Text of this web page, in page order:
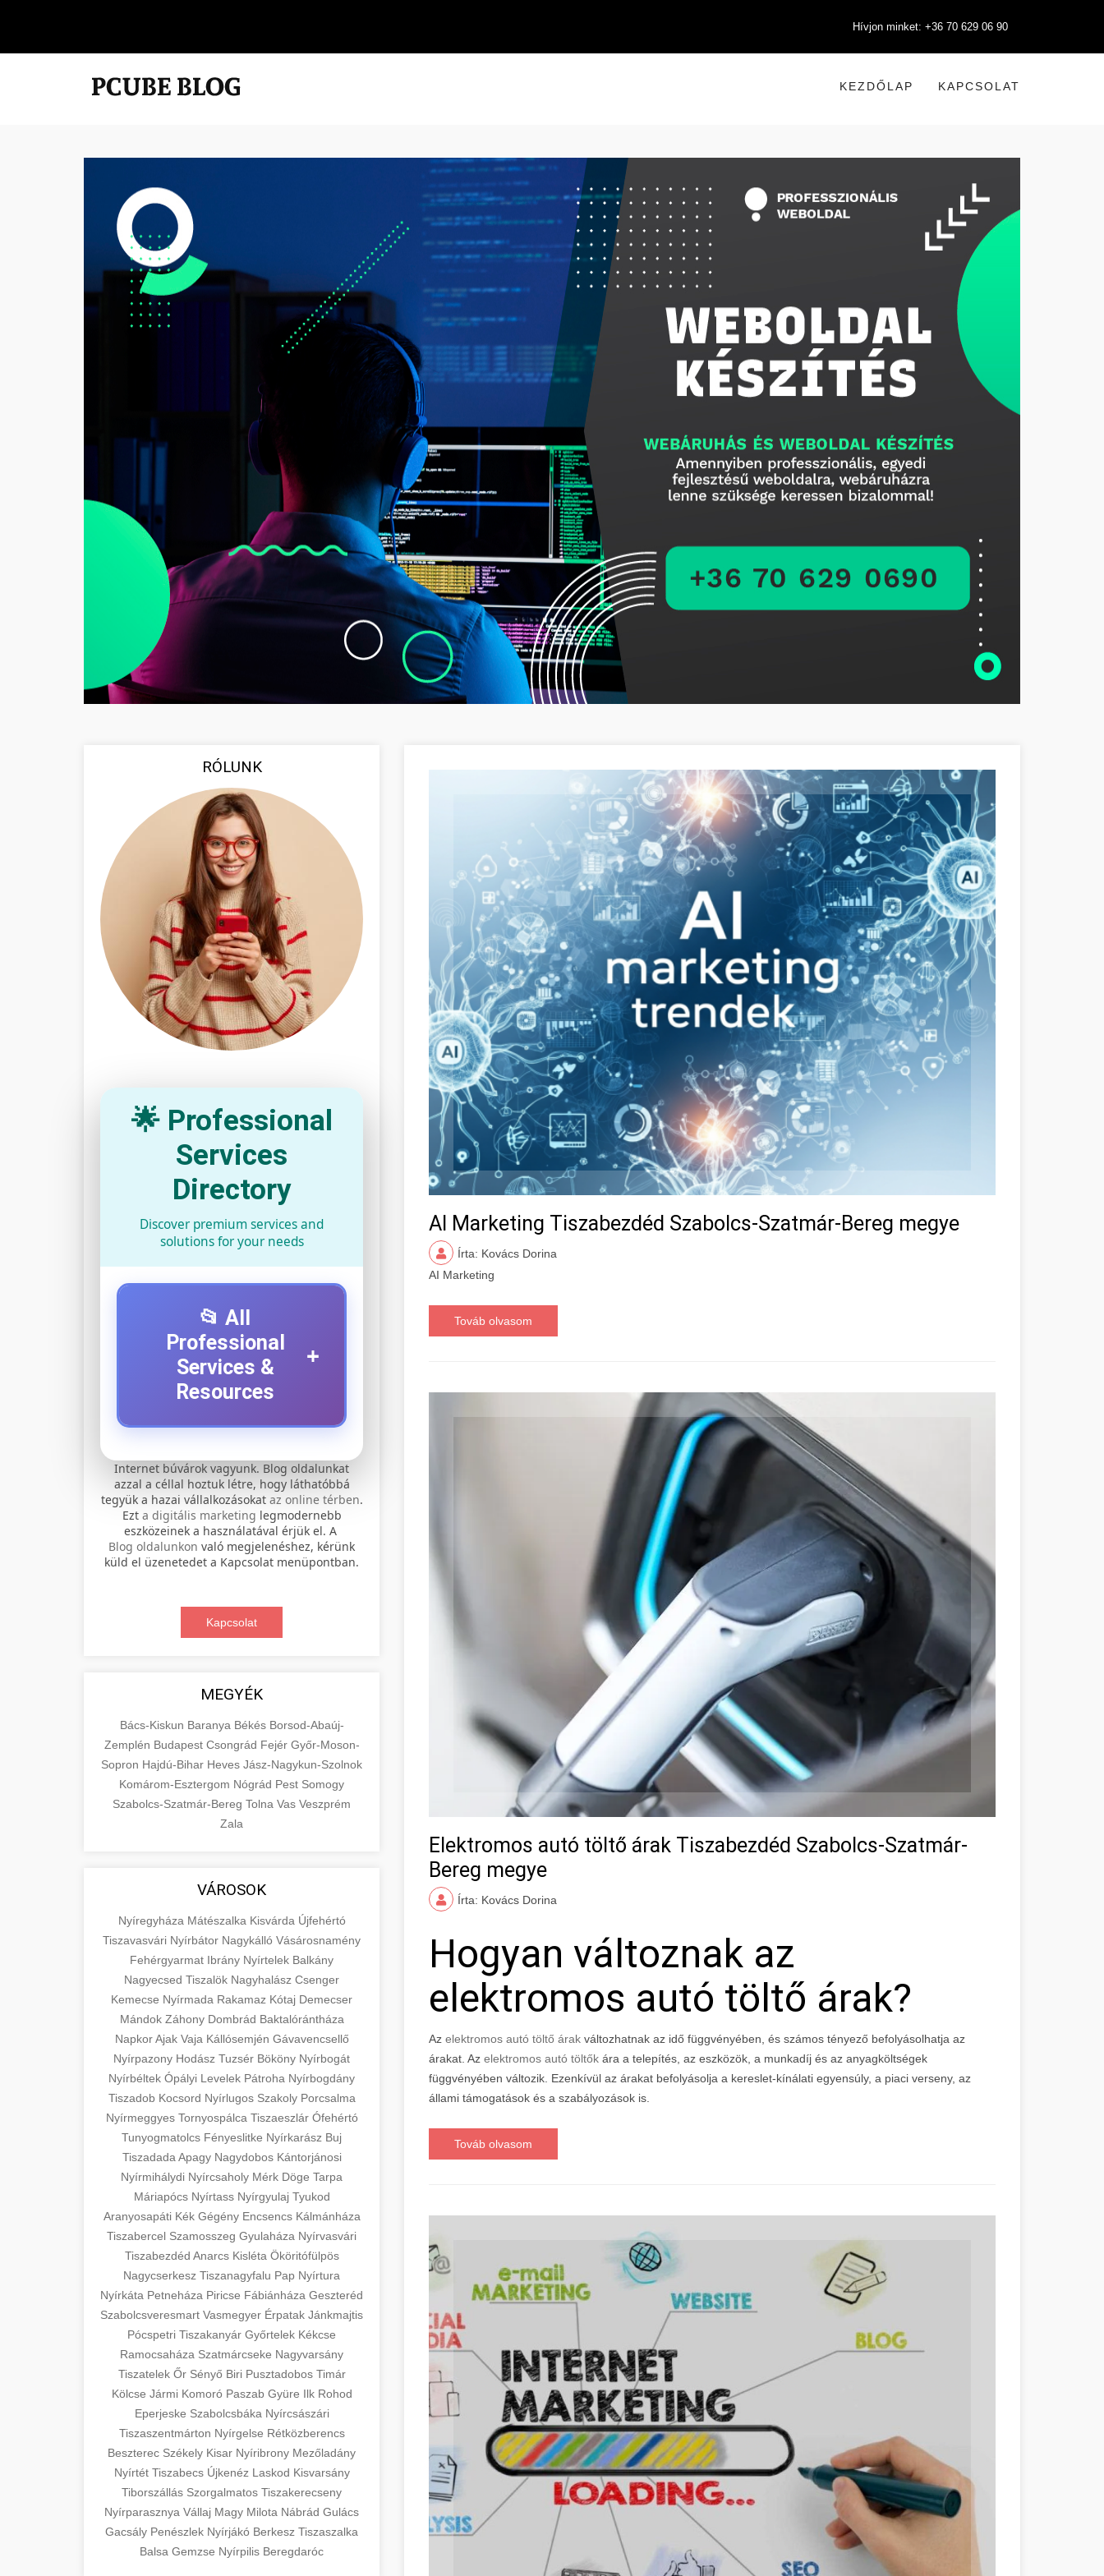
Hívjon minket: +36 70 629 06 90
KEZDŐLAP KAPCSOLAT
RÓLUNK
🌟 Professional
Services
Directory
Discover premium services and
solutions for your needs
📂 All
Professional
Services &
Resources
+
roller szervíz
+
Professional electric scooter repair and
maintenance services. Expert
technicians provide quality service for
all major brands and models.
scooter repair shop
📊 2. online marketing
ügynökség
+
services including SEO, social media
management, and digital advertising.
aimarketingugynokseg.hu
digital agency services
🛴 3. legjobb elektromos
market. Compare top models, features,
and prices to make an informed
purchase decision.
View Top Models
e-scooter reviews
High-quality backlink acquisition
services to boost your website's
authority and search engine rankings.
White-hat techniques only.
quality backlink service
📦 5. termékek és
szolgáltatások
+
services in economics and business.
Learn about product types and service
categories.
en.wikipedia.org
economic concepts
🚀 8. seo ügynökség +
Expert search engine optimization
services to improve your website's
visibility and organic traffic. Technical
SEO, content optimization, and more.
onlinemarketing101.biz
search optimization experts
💎 9. mellplasztika +
Professional breast augmentation
services with experienced surgeons.
Learn about procedures, recovery, and
consultation options for cosmetic
enhancement.
szeptest.com
cosmetic breast surgery
✨ 10. hasplasztika +
Expert tummy tuck procedures to
achieve a flatter, more toned
abdomen. Consultation with certified
plastic surgeons and comprehensive
aftercare.
szeptest.com
abdomen contouring surgery
👁️ szemhejplasztika +
Professional blepharoplasty
procedures to refresh your
appearance. Upper and lower eyelid
surgery with experienced cosmetic
surgeons.
szeptest.com
eyelid cosmetic procedure
📈 Paciensek Számának
Növelése
+
Case study showcasing 150% increase
in patient consultations through
strategic marketing. Learn proven
methods for clinic growth.
gildedeu.org
clinic patient growth
🏥 Klinika Sikere
Esettanulmány
+
Detailed analysis of successful clinic
strategies resulting in significant
patient acquisition improvements and
practice expansion.
checkmydentist.com
medical practice success
🤖 AI Marketing
Bejelentkezés
+
Discover how AI-driven marketing
strategies increased patient
registrations by 150%. Modern
technology meets medical practice
growth.
🎯 Praxis Felfuttatása +
Comprehensive guide to scaling your
medical practice. Proven strategies for
patient acquisition, retention, and
practice development.
📊 150%-os Páciens
Növekedés
+
Internet búvárok vagyunk. Blog oldalunkat
azzal a céllal hoztuk létre, hogy láthatóbbá
tegyük a hazai vállalkozásokat az online térben.
Ezt a digitális marketing legmodernebb
eszközeinek a használatával érjük el. A
Blog oldalunkon való megjelenéshez, kérünk
küld el üzenetedet a Kapcsolat menüpontban.
Kapcsolat
MEGYÉK
Bács-Kiskun Baranya Békés Borsod-Abaúj-
Zemplén Budapest Csongrád Fejér Győr-Moson-
Sopron Hajdú-Bihar Heves Jász-Nagykun-Szolnok
Komárom-Esztergom Nógrád Pest Somogy
Szabolcs-Szatmár-Bereg Tolna Vas Veszprém
Zala
VÁROSOK
Nyíregyháza Mátészalka Kisvárda Újfehértó
Tiszavasvári Nyírbátor Nagykálló Vásárosnamény
Fehérgyarmat Ibrány Nyírtelek Balkány
Nagyecsed Tiszalök Nagyhalász Csenger
Kemecse Nyírmada Rakamaz Kótaj Demecser
Mándok Záhony Dombrád Baktalórántháza
NapkorAjak Vaja Kállósemjén Gávavencsellő
Nyírpazony Hodász Tuzsér Bököny Nyírbogát
Nyírbéltek Ópályi Levelek Pátroha Nyírbogdány
Tiszadob Kocsord Nyírlugos Szakoly Porcsalma
Nyírmeggyes Tornyospálca Tiszaeszlár Ófehértó
Tunyogmatolcs Fényeslitke Nyírkarász Buj
Tiszadada Apagy Nagydobos Kántorjánosi
Nyírmihálydi Nyírcsaholy Mérk Döge Tarpa
Máriapócs Nyírtass Nyírgyulaj Tyukod
Aranyosapáti Kék Gégény Encsencs Kálmánháza
Tiszabercel Szamosszeg Gyulaháza Nyírvasvári
Tiszabezdéd Anarcs Kisléta Ököritófülpös
Nagycserkesz Tiszanagyfalu Pap Nyírtura
Nyírkáta Petneháza Piricse Fábiánháza Geszteréd
Szabolcsveresmart Vasmegyer Érpatak Jánkmajtis
Pócspetri Tiszakanyár Győrtelek Kékcse
Ramocsaháza Szatmárcseke Nagyvarsány
Tiszatelek Őr Sényő Biri Pusztadobos Timár
Kölcse Jármi Komoró Paszab Gyüre Ilk Rohod
Eperjeske Szabolcsbáka Nyírcsászári
Tiszaszentmárton Nyírgelse Rétközberencs
Beszterec Székely Kisar Nyíribrony Mezőladány
Nyírtét Tiszabecs Újkenéz Laskod Kisvarsány
Tiborszállás Szorgalmatos Tiszakerecseny
Nyírparasznya Vállaj Magy Milota Nábrád Gulács
Gacsály Penészlek Nyírjákó Berkesz Tiszaszalka
Balsa Gemzse Nyírpilis Beregdaróc
AI Marketing Tiszabezdéd Szabolcs-Szatmár-Bereg megye
Írta: Kovács Dorina
AI Marketing
Továb olvasom
Elektromos autó töltő árak Tiszabezdéd Szabolcs-Szatmár-
Bereg megye
Írta: Kovács Dorina
Hogyan változnak az
elektromos autó töltő árak?
Az elektromos autó töltő árak változhatnak az idő függvényében, és számos tényező befolyásolhatja az
árakat. Az elektromos autó töltők ára a telepítés, az eszközök, a munkadíj és az anyagköltségek
függvényében változik. Ezenkívül az árakat befolyásolja a kereslet-kínálati egyensúly, a piaci verseny, az
állami támogatások és a szabályozások is.
Továb olvasom